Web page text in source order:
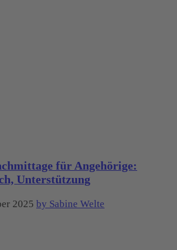
für Angehörige:
Unterstützung
2025 by Sabine Welte